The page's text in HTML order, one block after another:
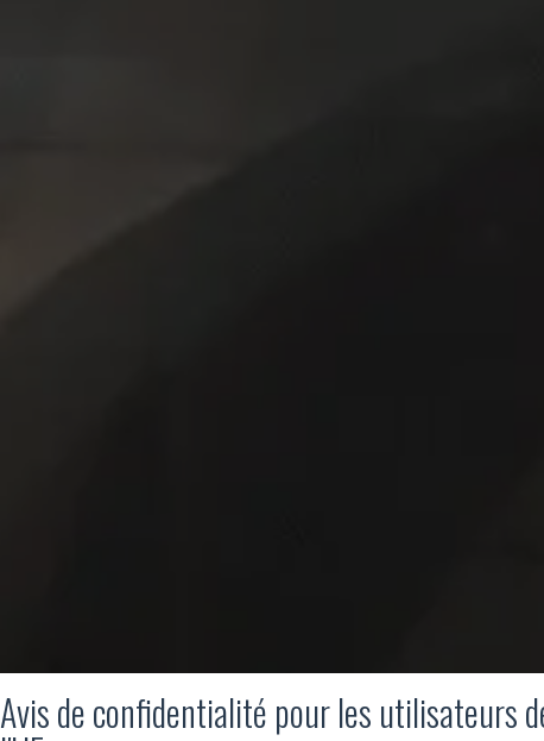
Avis de confidentialité pour les utilisateurs